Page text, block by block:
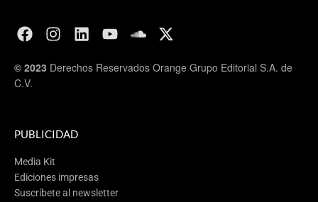
© 2023 Derechos Reservados Orange Grupo Editorial S.A. de
C.V.
PUBLICIDAD
Media Kit
Ediciones impresas
Suscríbete al newsletter